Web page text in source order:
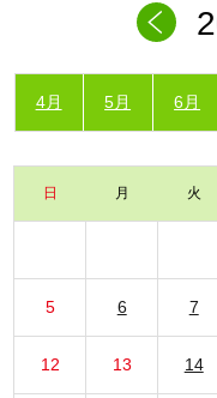
4月 5月 6月
日 月 火
5 6 7
12 13 14